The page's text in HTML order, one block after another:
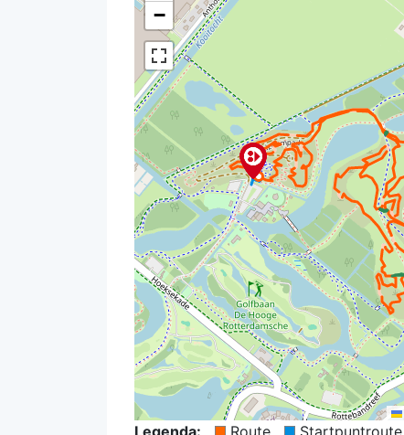
−
Legenda: Route Startpuntroute